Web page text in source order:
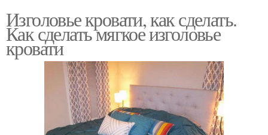
Изголовье кровати, как сделать.
Как сделать мягкое изголовье
кровати